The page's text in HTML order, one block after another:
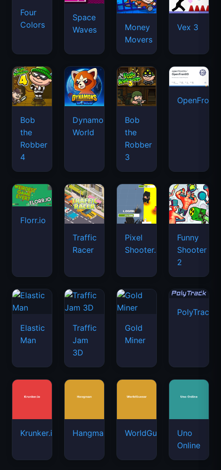
Four
Colors
Space
Waves
Money
Movers
Vex 3
Bob
the
Robber
4
Dynamons
World
Bob
the
Robber
3
Florr.io
Traffic
Racer
Pixel
Shooter.IO
Funny
Shooter
2
Elastic
Man
Traffic
Jam
3D
Gold
Miner
PolyTrack
Krunker.io Hangman WorldGuessr
Uno
Online